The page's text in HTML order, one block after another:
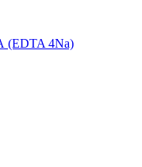
(EDTA 4Na)